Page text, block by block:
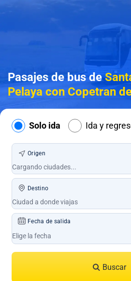
Pasajes de bus de
Pelaya con Copetran
Solo ida Ida y
Origen
Destino
Fecha de salida
Buscar